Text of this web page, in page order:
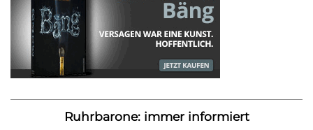
Ruhrbarone: immer informiert